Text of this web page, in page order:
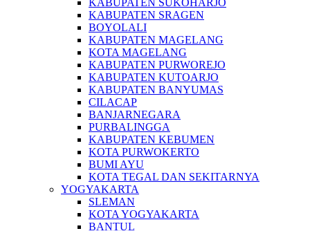
KABUPATEN SUKOHARJO
KABUPATEN SRAGEN
BOYOLALI
KABUPATEN MAGELANG
KOTA MAGELANG
KABUPATEN PURWOREJO
KABUPATEN KUTOARJO
KABUPATEN BANYUMAS
CILACAP
BANJARNEGARA
PURBALINGGA
KABUPATEN KEBUMEN
KOTA PURWOKERTO
BUMI AYU
KOTA TEGAL DAN SEKITARNYA
YOGYAKARTA
SLEMAN
KOTA YOGYAKARTA
BANTUL